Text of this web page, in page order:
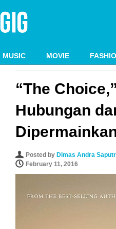
MUSIC MOVIE
“The
Hubungan
Posted by Dimas Andra
February 11, 2016